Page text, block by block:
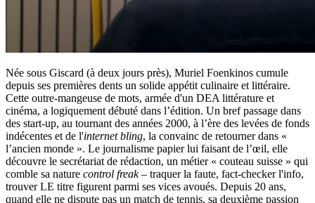
Née sous Giscard (à deux jours près), Muriel Foenkinos cumule
depuis ses premières dents un solide appétit culinaire et littéraire.
Cette outre-mangeuse de mots, armée d'un DEA littérature et
cinéma, a logiquement débuté dans l’édition. Un bref passage dans
des start-up, au tournant des années 2000, à l’ère des levées de fonds
indécentes et de l'internet bling, la convainc de retourner dans «
l’ancien monde ». Le journalisme papier lui faisant de l’œil, elle
découvre le secrétariat de rédaction, un métier « couteau suisse » qui
comble sa nature control freak– traquer la faute, fact-checker l'info,
trouver LE titre figurent parmi ses vices avoués. Depuis 20 ans,
quand elle ne dispute pas un match de tennis, sa deuxième passion